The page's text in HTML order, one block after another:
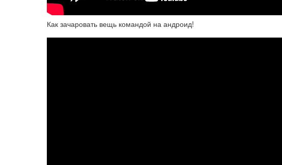
Как зачаровать вещь командой на андроид!